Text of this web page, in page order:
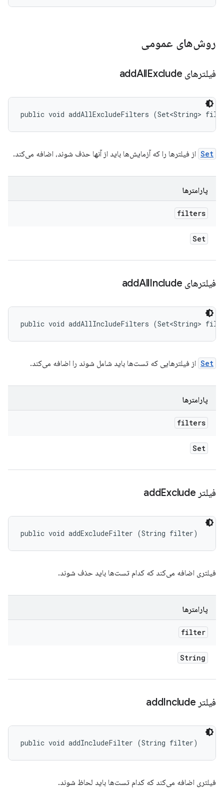
روش‌های عمومی
فیلترهای add AllExclude
public void addAllExcludeFilters (Set<String>
Set از فیلترها را که آزمایش‌ها باید از آنها حذف شوند، اضافه می‌کند.
پارامترها
filters
Set
فیلترهای add AllInclude
public void addAllIncludeFilters (Set<String>
Set از فیلترهایی که تست‌ها باید شامل شوند را اضافه می‌کند.
پارامترها
filters
Set
فیلتر add Exclude
public void addExcludeFilter (String filter)
فیلتری اضافه می‌کند که کدام تست‌ها باید حذف شوند.
پارامترها
filter
String
فیلتر add Include
public void addIncludeFilter (String filter)
فیلتری اضافه می‌کند که کدام تست‌ها باید لحاظ شوند.